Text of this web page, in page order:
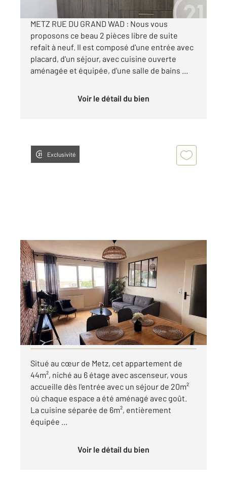
METZ RUE DU GRAND WAD : Nous vous
proposons ce beau 2 pièces libre de suite
refait à neuf. Il est composé d'une entrée avec
placard, d'un séjour, avec cuisine ouverte
aménagée et équipée, d'une salle de bains ...
Voir le détail du bien
Exclusivité
METZ 57
44,11 m2, 2 pièces
Ref : 28620
Appartement F2 à louer
820 €
par mois charges comprises
Visiter le site dédié
Situé au cœur de Metz, cet appartement de
44m², niché au 6 étage avec ascenseur, vous
accueille dès l'entrée avec un séjour de 20m²
où chaque espace a été aménagé avec goût.
La cuisine séparée de 6m², entièrement
équipée ...
Voir le détail du bien